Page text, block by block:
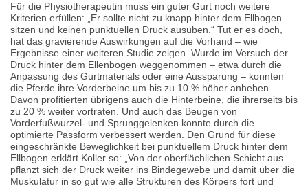
Für die Physiotherapeutin muss ein guter Gurt noch weitere
Kriterien erfüllen: „Er sollte nicht zu knapp hinter dem Ellbogen
sitzen und keinen punktuellen Druck ausüben.“ Tut er es doch,
hat das gravierende Auswirkungen auf die Vorhand – wie
Ergebnisse einer weiteren Studie zeigen. Wurde im Versuch der
Druck hinter dem Ellenbogen weggenommen – etwa durch die
Anpassung des Gurtmaterials oder eine Aussparung – konnten
die Pferde ihre Vorderbeine um bis zu 10 % höher anheben.
Davon profitierten übrigens auch die Hinterbeine, die ihrerseits bis
zu 20 % weiter vortraten. Und auch das Beugen von
Vorderfußwurzel- und Sprunggelenken konnte durch die
optimierte Passform verbessert werden. Den Grund für diese
eingeschränkte Beweglichkeit bei punktuellem Druck hinter dem
Ellbogen erklärt Koller so: „Von der oberflächlichen Schicht aus
pflanzt sich der Druck weiter ins Bindegewebe und damit über die
Muskulatur in so gut wie alle Strukturen des Körpers fort und